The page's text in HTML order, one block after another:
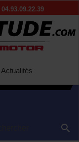
04.93.09.22.39
Actualités
